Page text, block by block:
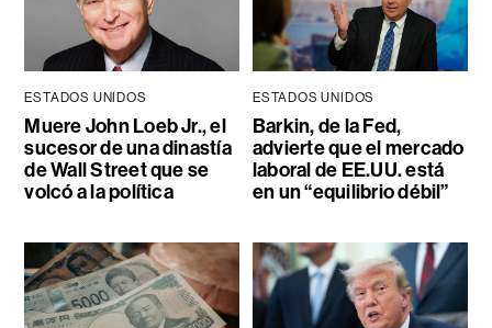
ESTADOS UNIDOS
Muere John Loeb Jr., el
sucesor de una dinastía
de Wall Street que se
volcó a la política
ESTADOS UNIDOS
Barkin, de la Fed,
advierte que el mercado
laboral de EE.UU. está
en un “equilibrio débil”